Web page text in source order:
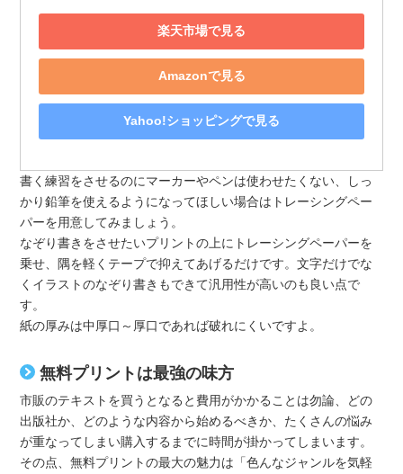
楽天市場で見る
Amazonで見る
Yahoo!ショッピングで見る
書く練習をさせるのにマーカーやペンは使わせたくない、しっ
かり鉛筆を使えるようになってほしい場合はトレーシングペー
パーを用意してみましょう。
なぞり書きをさせたいプリントの上にトレーシングペーパーを
乗せ、隅を軽くテープで抑えてあげるだけです。文字だけでな
くイラストのなぞり書きもできて汎用性が高いのも良い点で
す。
紙の厚みは中厚口～厚口であれば破れにくいですよ。
無料プリントは最強の味方
市販のテキストを買うとなると費用がかかることは勿論、どの
出版社か、どのような内容から始めるべきか、たくさんの悩み
が重なってしまい購入するまでに時間が掛かってしまいます。
その点、無料プリントの最大の魅力は「色んなジャンルを気軽